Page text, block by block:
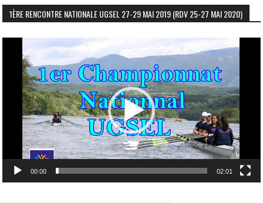
1ÈRE RENCONTRE NATIONALE UGSEL 27-29 MAI 2019 (RDV 25-27 MAI 2020)
vidéo
00:00 02:01